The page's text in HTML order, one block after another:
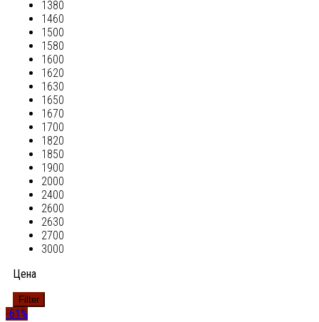
1380
1460
1500
1580
1600
1620
1630
1650
1670
1700
1820
1850
1900
2000
2400
2600
2630
2700
3000
Цена
Filter
-61%